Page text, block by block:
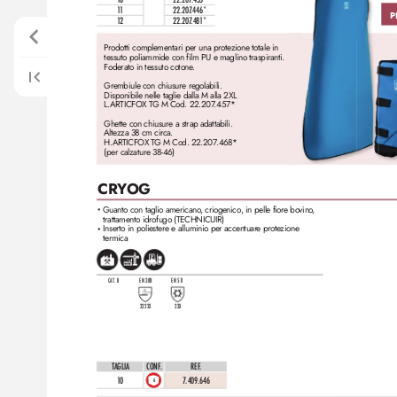
11 22.207.446*
12 22.207.481*
• Guanto con taglio americano, criogenico, in pelle fiore bovino,
trattamento idrofugo (TECHNICUIR)
• Inserto in poliestere e alluminio per accentuare protezione
termica
CAT. II EN 388
2222X
EN 511
23X
CRYOG
TAGLIA CONF. REF.
10
6 7.409.646
Prodotti complementari per una protezione totale in
tessuto poliammide con film PU e maglino traspiranti.
Foderato in tessuto cotone.
Grembiule con chiusure regolabili.
Disponibile nelle taglie dalla M alla 2XL
L.ARTICFOX TG M Cod. 22.207.457*
Ghette con chiusure a strap adattabili.
Altezza 38 cm circa.
H.ARTICFOX TG M Cod. 22.207.468*
(per calzature 38-46)